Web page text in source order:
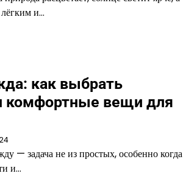
и…
как выбрать
комфортные вещи для
— задача не из простых, особенно когда
и…